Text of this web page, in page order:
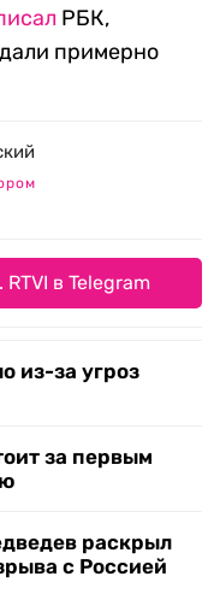
РБК,
примерно
в Telegram
из-за угроз
за первым
раскрыл
с Россией